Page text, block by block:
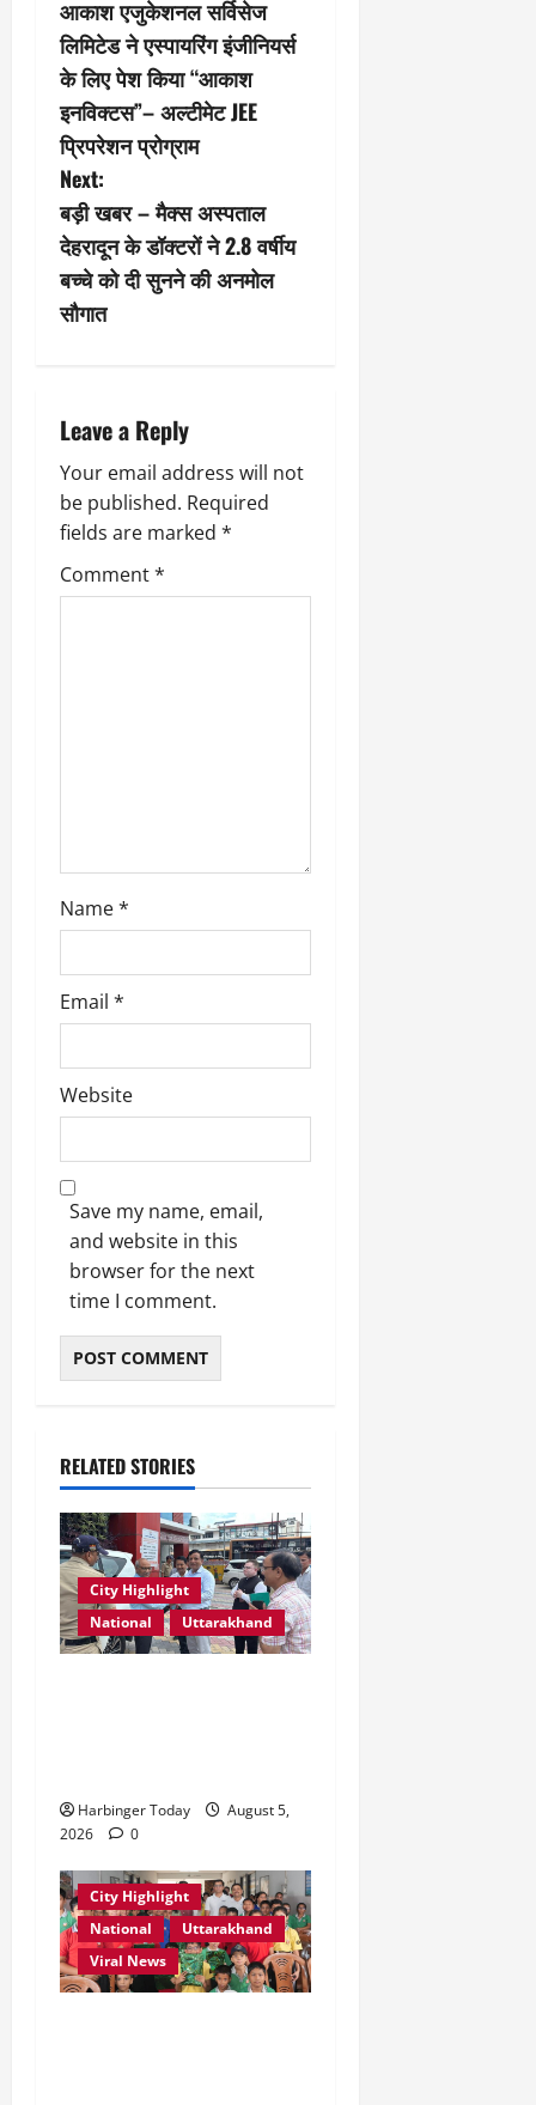
o
s
t
n
a
v
i
a
t
i
o
आकाश एजुकेशनल सर्विसेज
लिमिटेड ने एस्पायरिंग इंजीनियर्स
के लिए पेश किया “आकाश
इनविक्टस”– अल्टीमेट JEE
प्रिपरेशन प्रोग्राम
Next:
बड़ी खबर – मैक्स अस्पताल
देहरादून के डॉक्टरों ने 2.8 वर्षीय
बच्चे को दी सुनने की अनमोल
सौगात
Leave a Reply
Your email address will not
be published. Required
fields are marked *
Comment*
Name*
Email *
Website
Save my name, email,
and website in this
browser for the next
time I comment.
RELATED STORIES
City Highlight
National
Uttarakhand
Harbinger Today
August 5,
2026
0
City Highlight
National
Uttarakhand
Viral News